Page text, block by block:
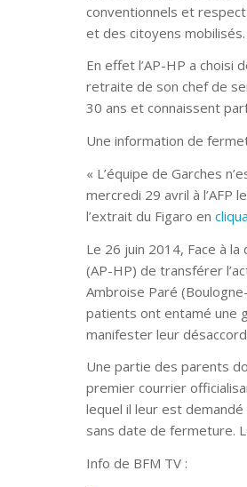
conventionnels et
et des citoyens mobilisés.
En effet l’AP-HP a
retraite de son chef de
30 ans et connaissent
Une information de
« L’équipe de Garches
mercredi 29 avril à l’AFP
l’extrait du Figaro en
Le 26 juin 2014, Face à
(AP-HP) de transférer
Ambroise Paré
patients ont entamé une
manifester leur
Une partie des parents
premier courrier
lequel il leur est
sans date de fermeture.
Info de BFM TV :